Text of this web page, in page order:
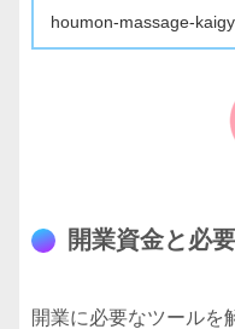
しく
houmon-massage-
開業資金と必
開業に必要なツールを